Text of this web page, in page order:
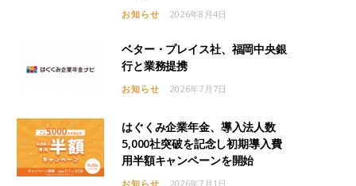
お知らせ 2026年8月4日
ベター・プレイス社、福岡中央銀
行と業務提携
お知らせ 2026年7月7日
はぐくみ企業年金、導入法人数
5,000社突破を記念し初期導入費
用半額キャンペーンを開始
お知らせ 2026年7月1日